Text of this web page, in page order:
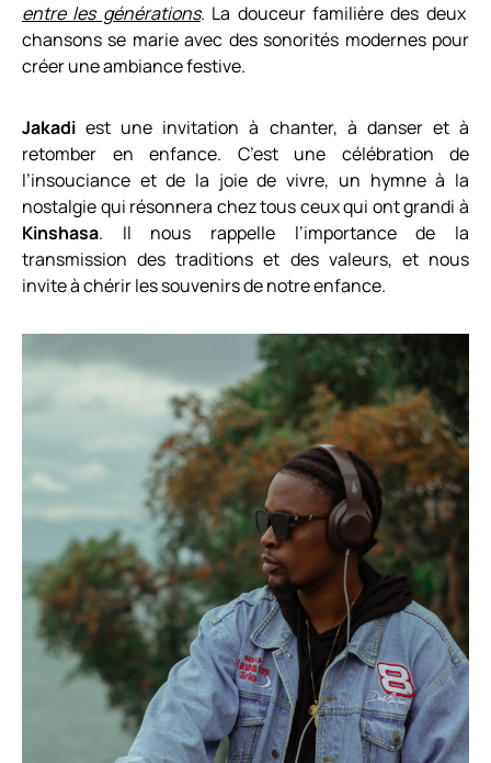
entre les générations. La douceur familière des deux
chansons se marie avec des sonorités modernes pour
créer uneambiancefestive.
Jakadi est une invitation à chanter, à danser et à
retomber en enfance. C’est une célébration de
l’insouciance et de la joie de vivre, un hymne à la
nostalgie qui résonnera chez tous ceux qui ont grandi à
Kinshasa.
Il nous rappelle l’importance de la
transmission des traditions et des valeurs, et nous
invite à chérir les souvenirs de notre enfance.